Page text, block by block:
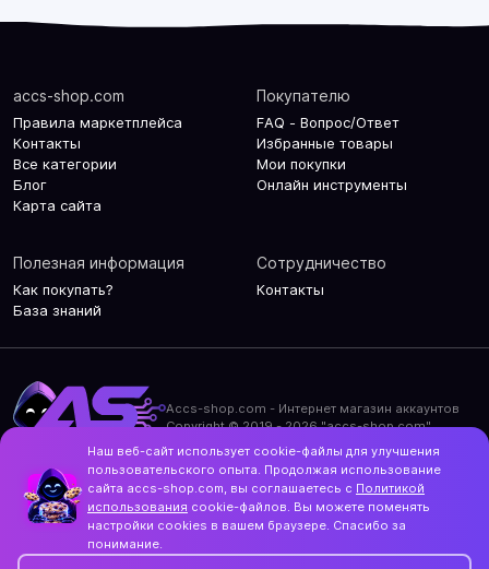
accs-shop.com
Правила маркетплейса
Контакты
Все категории
Блог
Карта сайта
Покупателю
FAQ - Вопрос/Ответ
Избранные товары
Мои покупки
Онлайн инструменты
Полезная информация
Как покупать?
База знаний
Сотрудничество
Контакты
Accs-shop.com - Интернет магазин аккаунтов
Copyright © 2019 - 2026 "accs-shop.com"
Политика использования cookie-файлов
Контакты и актуальный адрес сайта
Structo
Дизайн и разработка
Наш веб-сайт использует cookie-файлы для улучшения
пользовательского опыта. Продолжая использование
сайта accs-shop.com, вы соглашаетесь с Политикой
использования cookie-файлов. Вы можете поменять
настройки cookies в вашем браузере. Спасибо за
понимание.